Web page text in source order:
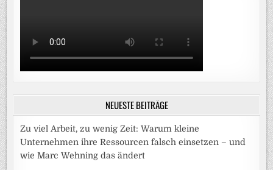
NEUESTE BEITRÄGE
Zu viel Arbeit, zu wenig Zeit: Warum kleine
Unternehmen ihre Ressourcen falsch einsetzen – und
wie Marc Wehning das ändert